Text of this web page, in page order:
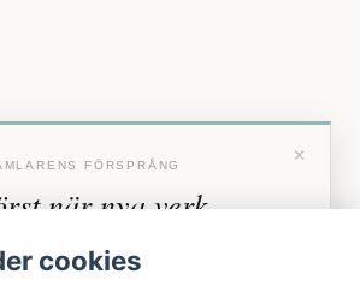
×
FÖRSPRÅNG
när nya verk
cookies